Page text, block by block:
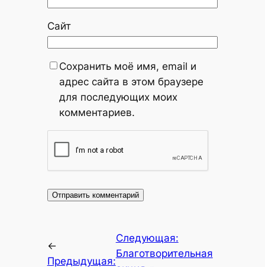
Сайт
Сохранить моё имя, email и
адрес сайта в этом браузере
для последующих моих
комментариев.
←
Предыдущая:
Следующая:
Благотворительная